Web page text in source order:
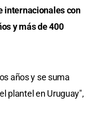
internacionales con
y más de 400
años y se suma
plantel en Uruguay",